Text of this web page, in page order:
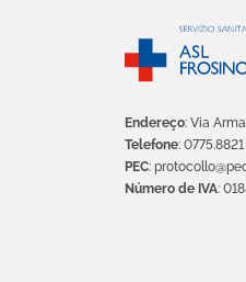
Endereço: Via
Telefone: 0775.8821
PEC:
Número de IVA: